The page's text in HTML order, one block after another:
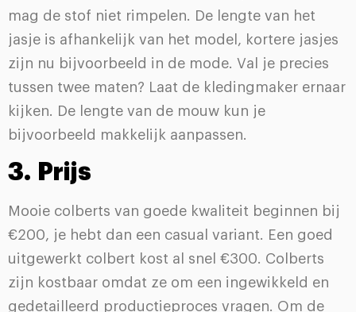
mag de stof niet rimpelen. De lengte van het
jasje is afhankelijk van het model, kortere jasjes
zijn nu bijvoorbeeld in de mode. Val je precies
tussen twee maten? Laat de kledingmaker ernaar
kijken. De lengte van de mouw kun je
bijvoorbeeld makkelijk aanpassen.
3. Prijs
Mooie colberts van goede kwaliteit beginnen bij
€200, je hebt dan een casual variant. Een goed
uitgewerkt colbert kost al snel €300. Colberts
zijn kostbaar omdat ze om een ingewikkeld en
gedetailleerd productieproces vragen. Om de